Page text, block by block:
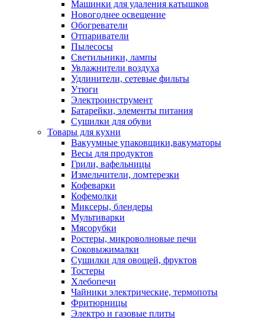
Машинки для удаления катышков
Новогоднее освещение
Обогреватели
Отпариватели
Пылесосы
Светильники, лампы
Увлажнители воздуха
Удлинители, сетевые фильты
Утюги
Электроинструмент
Батарейки, элементы питания
Сушилки для обуви
Товары для кухни
Вакуумные упаковщики,вакуматоры
Весы для продуктов
Грили, вафельницы
Измельчители, ломтерезки
Кофеварки
Кофемолки
Миксеры, блендеры
Мультиварки
Мясорубки
Ростеры, микроволновые печи
Соковыжималки
Сушилки для овощей, фруктов
Тостеры
Хлебопечи
Чайники электрические, термопоты
Фритюрницы
Электро и газовые плиты